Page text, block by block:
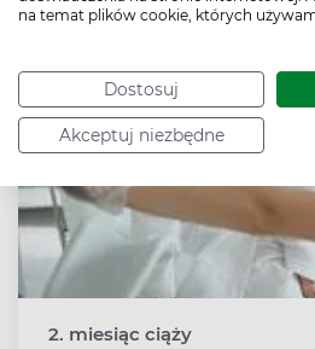
na temat plików cookie, których
Dostosuj
Akceptuj niezbędne
2. miesiąc ciąży